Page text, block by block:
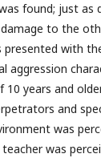
found; just as
to the
with
aggression
10 years and
and
was
was